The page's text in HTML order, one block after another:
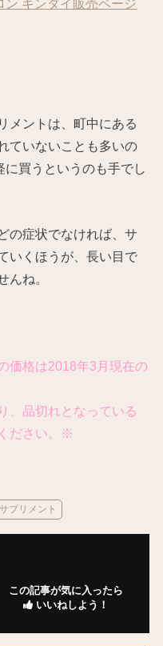
キンダイ販売ページ
メントは、町中にある
ていないことも多いの
買うというのも手でし
の症状でなければ、サ
いくほうが、長い目で
んね。
価格は2018年3月現在の
、品切れとなっている
ださい。※
サプリメント
この記事が気に入ったら
いいねしよう！